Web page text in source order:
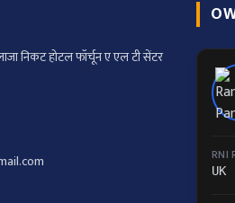
निकट होटल फॉर्चून ए एल टी सेंटर
RNI
UK